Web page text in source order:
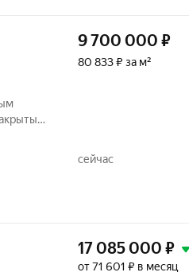
9 700 000 ₽
80 833 ₽ за м²
сейчас
17 085 000 ₽
от 71 601 ₽ в месяц